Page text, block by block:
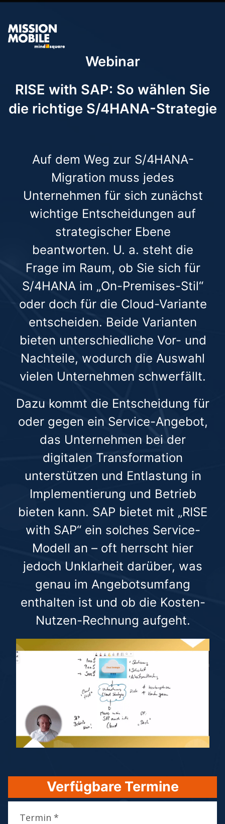
Webinar
RISE with SAP: So wählen Sie
die richtige S/4HANA-Strategie
Auf dem Weg zur S/4HANA-
Migration muss jedes
Unternehmen für sich zunächst
wichtige Entscheidungen auf
strategischer Ebene
beantworten. U. a. steht die
Frage im Raum, ob Sie sich für
S/4HANA im „On-Premises-Stil“
oder doch für die Cloud-Variante
entscheiden. Beide Varianten
bieten unterschiedliche Vor- und
Nachteile, wodurch die Auswahl
vielen Unternehmen schwerfällt.
Dazu kommt die Entscheidung für
oder gegen ein Service-Angebot,
das Unternehmen bei der
digitalen Transformation
unterstützen und Entlastung in
Implementierung und Betrieb
bieten kann. SAP bietet mit „RISE
with SAP“ ein solches Service-
Modell an – oft herrscht hier
jedoch Unklarheit darüber, was
genau im Angebotsumfang
enthalten ist und ob die Kosten-
Nutzen-Rechnung aufgeht.
Verfügbare Termine